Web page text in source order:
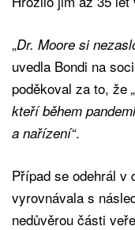
„Dr. Moore si
uvedla Bondi na
poděkoval za to, že
kteří během
a nařízení“.
Případ se odehrál v
vyrovnávala s
nedůvěrou části